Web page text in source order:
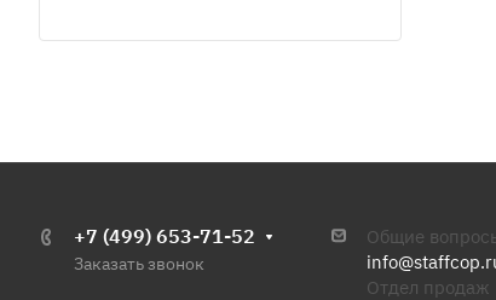
+7 (499) 653-71-52
Заказать звонок
Общие
Отдел продаж